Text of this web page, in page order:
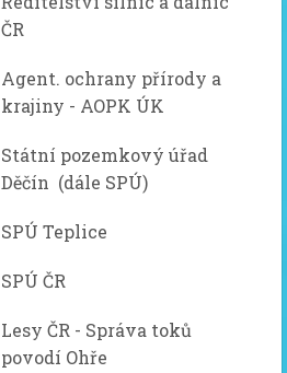
ČR
Agent. ochrany přírody a
krajiny - AOPK ÚK
Státní pozemkový úřad
Děčín (dále SPÚ)
SPÚ Teplice
SPÚ ČR
Lesy ČR - Správa toků
povodí Ohře